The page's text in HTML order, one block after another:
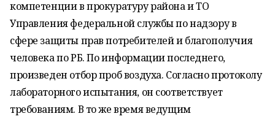
компетенции в прокуратуру района и ТО
Управления федеральной службы по надзору в
сфере защиты прав потребителей и благополучия
человека по РБ. По информации последнего,
произведен отбор проб воздуха. Согласно протоколу
лабораторного испытания, он соответствует
требованиям. В то же время ведущим